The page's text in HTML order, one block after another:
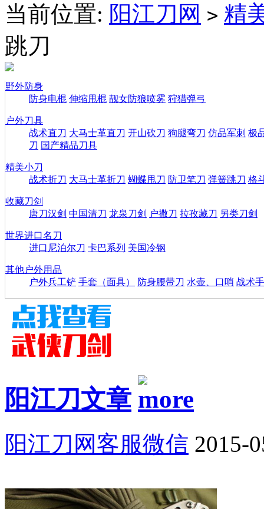
当前位置: 阳江刀网 > 精
跳刀
野外防身
防身电棍 伸缩甩棍 靓女防狼喷雾 狩猎弹弓
户外刀具
战术直刀 大马士革直刀 开山砍刀 狗腿弯刀 仿品军刺 极
刀 国产精品刀具
精美小刀
战术折刀 大马士革折刀 蝴蝶甩刀 防卫笔刀 弹簧跳刀 格
收藏刀剑
唐刀汉剑 中国清刀 龙泉刀剑 户撒刀 拉孜藏刀 另类刀剑
世界进口名刀
进口尼泊尔刀 卡巴系列 美国冷钢
其他户外用品
户外兵工铲 手套（面具） 防身腰带刀 水壶、口哨 战术
阳江刀文章
阳江刀网客服微信 2015-